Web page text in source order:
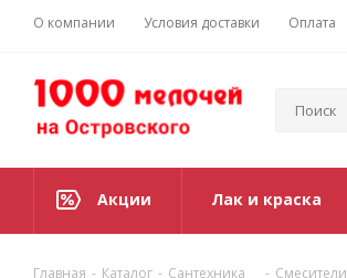
О компании Условия доставки Оплата
Акции Лак и краска
Главная - Каталог - Сантехника - Смесители